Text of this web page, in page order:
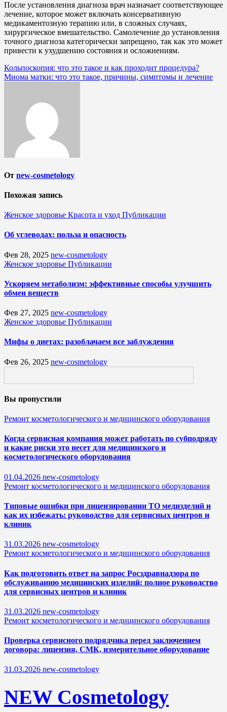
После установления диагноза врач назначает соответствующее
лечение, которое может включать консервативную
медикаментозную терапию или, в сложных случаях,
хирургическое вмешательство. Самолечение до установления
точного диагноза категорически запрещено, так как это может
привести к ухудшению состояния и осложнениям.
Навигация
по
Кольпоскопия: что это такое и как проходит процедура?
Миома матки: что это такое, причины, симптомы и лечение
От new-cosmetology
Похожая запись
Женское здоровье Красота и уход Публикации
Об углеводах: польза и опасность
Фев 28, 2025 new-cosmetology
Женское здоровье Публикации
Ускоряем метаболизм: эффективные способы улучшить
обмен веществ
Фев 27, 2025 new-cosmetology
Женское здоровье Публикации
Мифы о диетах: разоблачаем все заблуждения
Фев 26, 2025 new-cosmetology
Вы пропустили
Ремонт косметологического и медицинского оборудования
Когда сервисная компания может работать по субподряду
и какие риски это несет для медицинского и
косметологического оборудования
01.04.2026 new-cosmetology
Ремонт косметологического и медицинского оборудования
Типовые ошибки при лицензировании ТО медизделий и
как их избежать: руководство для сервисных центров и
клиник
31.03.2026 new-cosmetology
Ремонт косметологического и медицинского оборудования
Как подготовить ответ на запрос Росздравнадзора по
обслуживанию медицинских изделий: полное руководство
для сервисных центров и клиник
31.03.2026 new-cosmetology
Ремонт косметологического и медицинского оборудования
Проверка сервисного подрядчика перед заключением
договора: лицензия, СМК, измерительное оборудование
31.03.2026 new-cosmetology
NEW Cosmetology